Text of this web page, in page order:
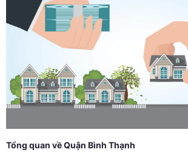
Tổng quan về Quận Bình Thạnh